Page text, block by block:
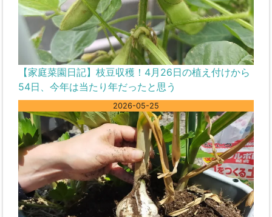
【家庭菜園日記】枝豆収穫！4月26日の植え付けから
54日、今年は当たり年だったと思う
2026-05-25